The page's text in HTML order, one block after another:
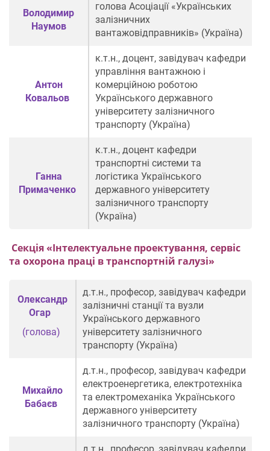
Володимир
Наумов
голова Асоціації «Українських
залізничних
вантажовідправників» (Україна)
Антон
Ковальов
к.т.н., доцент, завідувач кафедри
управління вантажною і
комерційною роботою
Українського державного
університету залізничного
транспорту (Україна)
Ганна
Примаченко
к.т.н., доцент кафедри
транспортні системи та
логістика Українського
державного університету
залізничного транспорту
(Україна)
Секція «Інтелектуальне проектування, сервіс
та охорона праці в транспортній галузі»
Олександр
Огар
(голова)
д.т.н., професор, завідувач кафедри
залізничні станції та вузли
Українського державного
університету залізничного
транспорту (Україна)
Михайло
Бабаєв
д.т.н., професор, завідувач кафедри
електроенергетика, електротехніка
та електромеханіка Українського
державного університету
залізничного транспорту (Україна)